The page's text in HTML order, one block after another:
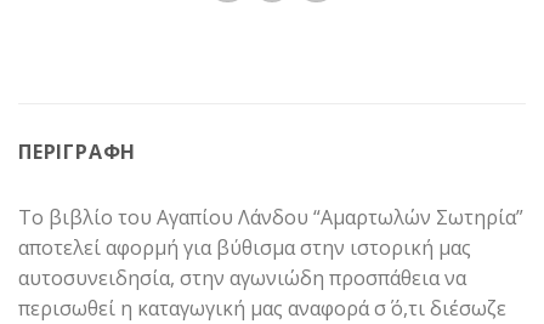
ΠΕΡΙΓΡΑΦΉ
Το βιβλίο του Αγαπίου Λάνδου “Αμαρτωλών Σωτηρία”
αποτελεί αφορμή για βύθισμα στην ιστορική μας
αυτοσυνειδησία, στην αγωνιώδη προσπάθεια να
περισωθεί η καταγωγική μας αναφορά σ΄ ό,τι διέσωζε